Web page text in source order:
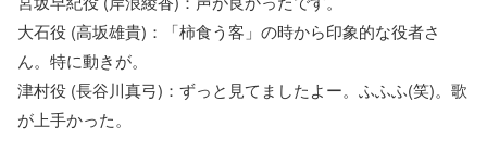
大石役 (高坂雄貴)：「柿食う客」の時から印象的な役者さ
ん。特に動きが。
津村役 (長谷川真弓)：ずっと見てましたよー。ふふふ(笑)。歌
が上手かった。